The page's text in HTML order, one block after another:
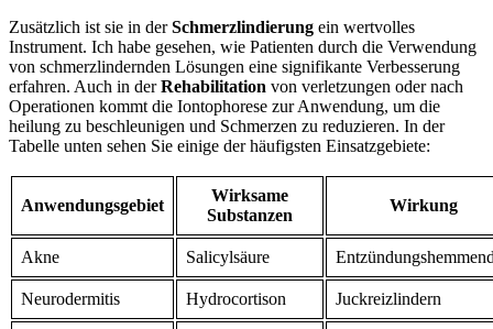
Zusätzlich ist sie in derSchmerzlindierung ein wertvolles
Instrument. Ich habe gesehen, wie Patienten durch die Verwendung
von schmerzlindernden Lösungen eine signifikante Verbesserung
erfahren. Auch in derRehabilitation von verletzungen oder nach
Operationen kommt die Iontophorese zur Anwendung, um die
heilung zu beschleunigen und Schmerzen zu reduzieren. In der
Tabelle unten sehen Sie einige der häufigsten Einsatzgebiete:
Anwendungsgebiet
Wirksame
Substanzen
Wirkung
Akne Salicylsäure
Neurodermitis Hydrocortison Juckreizlindern